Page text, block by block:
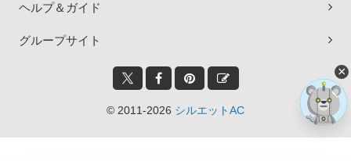
ヘルプ＆ガイド
グループサイト
© 2011-2026 シルエットAC
×